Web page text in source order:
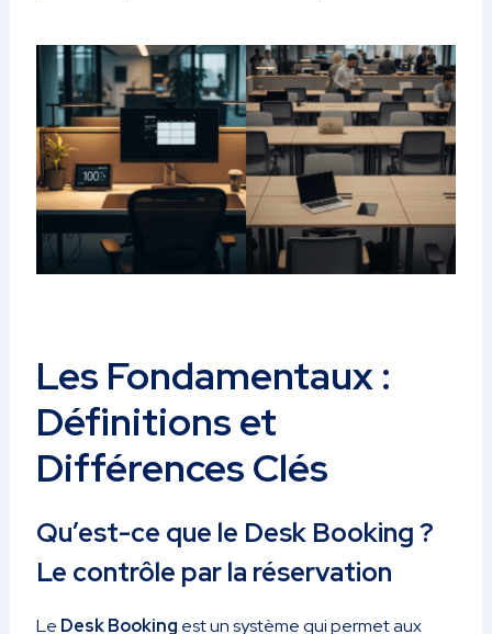
Les Fondamentaux :
Définitions et
Différences Clés
Qu’est-ce que le Desk Booking ?
Le contrôle par la réservation
Le Desk Booking est un système qui permet aux